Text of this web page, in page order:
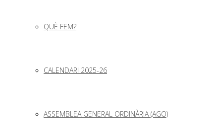
QUÈ FEM?
CALENDARI 2025-26
ASSEMBLEA GENERAL ORDINÀRIA (AGO)